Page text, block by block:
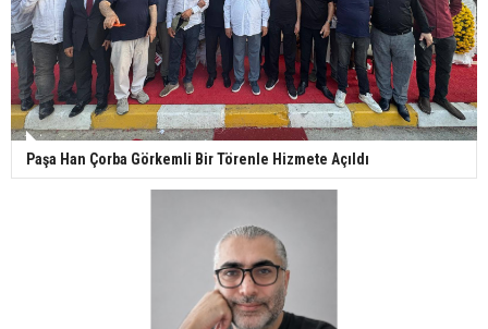
Paşa Han Çorba Görkemli Bir Törenle Hizmete Açıldı